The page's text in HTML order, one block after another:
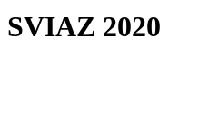
SVIAZ 2020